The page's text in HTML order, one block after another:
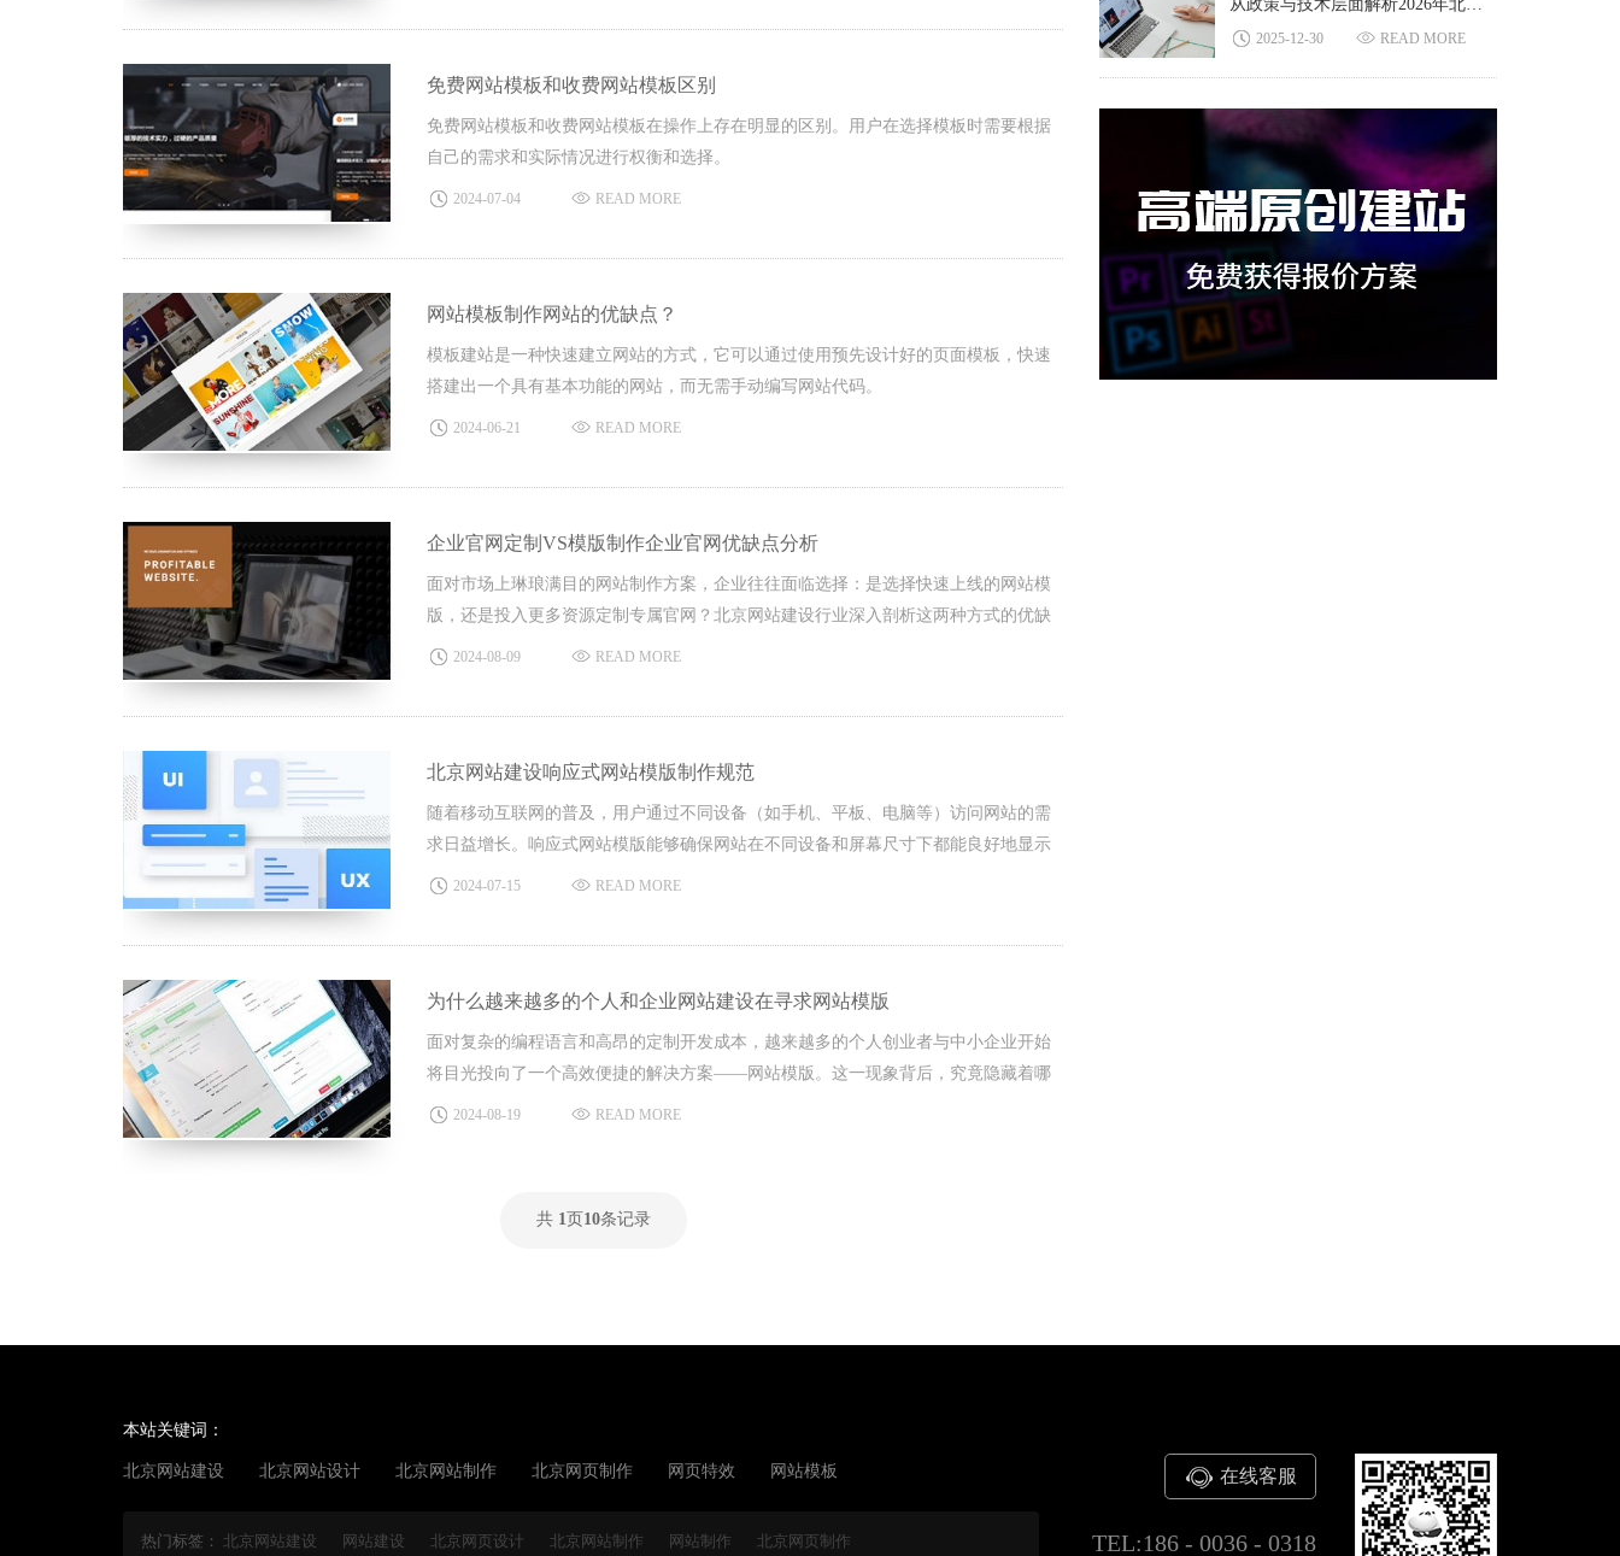
免费网站模板和收费网站模板区别
免费网站模板和收费网站模板在操作上存在明显的区别。用户在选择模板时需要根据
自己的需求和实际情况进行权衡和选择。
2024-07-04 READ MORE
网站模板制作网站的优缺点？
模板建站是一种快速建立网站的方式，它可以通过使用预先设计好的页面模板，快速
搭建出一个具有基本功能的网站，而无需手动编写网站代码。
2024-06-21 READ MORE
企业官网定制VS模版制作企业官网优缺点分析
面对市场上琳琅满目的网站制作方案，企业往往面临选择：是选择快速上线的网站模
版，还是投入更多资源定制专属官网？北京网站建设行业深入剖析这两种方式的优缺
点，助力企业做出更明智的决策。
2024-08-09 READ MORE
北京网站建设响应式网站模版制作规范
随着移动互联网的普及，用户通过不同设备（如手机、平板、电脑等）访问网站的需
求日益增长。响应式网站模版能够确保网站在不同设备和屏幕尺寸下都能良好地显示
和运行，从而提高用户体验。北京网站建设公司制作网页模版符合以下规范标准。
2024-07-15 READ MORE
为什么越来越多的个人和企业网站建设在寻求网站模版
面对复杂的编程语言和高昂的定制开发成本，越来越多的个人创业者与中小企业开始
将目光投向了一个高效便捷的解决方案——网站模版。这一现象背后，究竟隐藏着哪
些不为人知的魅力？北京网站建设行业分析网站模板制作网站背后的秘密，探索效率
2024-08-19 READ MORE
共 1 页 10条记录
2025-12-30 READ MORE
在线客服
TEL:186 - 0036 - 0318
本站关键词：
北京网站建设 北京网站设计 北京网站制作 北京网页制作 网页特效 网站模板
热门标签： 北京网站建设 网站建设 北京网页设计 北京网站制作 网站制作 北京网页制作